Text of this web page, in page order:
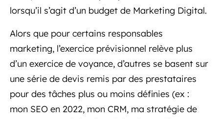
lorsqu’il s’agit d’un budget de Marketing Digital.
Alors que pour certains responsables
marketing, l’exercice prévisionnel relève plus
d’un exercice de voyance, d’autres se basent sur
une série de devis remis par des prestataires
pour des tâches plus ou moins définies (ex :
mon SEO en 2022, mon CRM, ma stratégie de